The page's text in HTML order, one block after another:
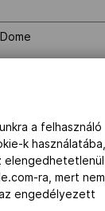
a felhasználó
k használatába,
elengedhetetlenül
ra, mert nem
engedélyezett